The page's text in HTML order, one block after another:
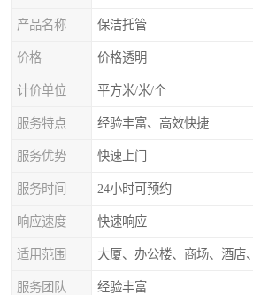
产品名称 保洁托管
价格 价格透明
计价单位 平方米/米/个
服务特点 经验丰富、高效快捷
服务优势 快速上门
服务时间 24小时可预约
响应速度 快速响应
适用范围 大厦、办公楼、商场、酒店
服务团队 经验丰富